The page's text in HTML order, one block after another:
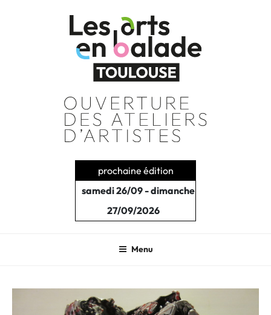
prochaine édition
samedi 26/09 - dimanche
27/09/2026
Menu